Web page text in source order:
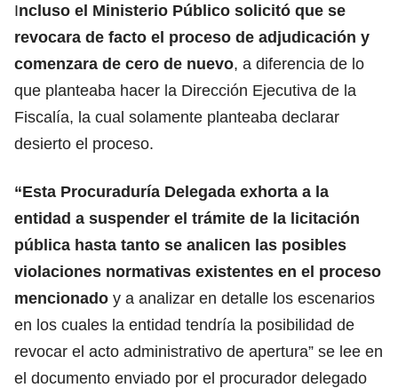
Incluso el Ministerio Público solicitó que se
revocara de facto el proceso de adjudicación y
comenzara de cero de nuevo, a diferencia de lo
que planteaba hacer la Dirección Ejecutiva de la
Fiscalía, la cual solamente planteaba declarar
desierto el proceso.
“Esta Procuraduría Delegada exhorta a la
entidad a suspender el trámite de la licitación
pública hasta tanto se analicen las posibles
violaciones normativas existentes en el proceso
mencionado y a analizar en detalle los escenarios
en los cuales la entidad tendría la posibilidad de
revocar el acto administrativo de apertura” se lee en
el documento enviado por el procurador delegado